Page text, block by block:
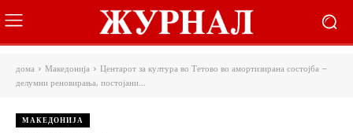
дома Македонија
Центарот за култура во Тетово во амортизирана состојба –
делумни реновирања, постојани...
МАКЕДОНИЈА